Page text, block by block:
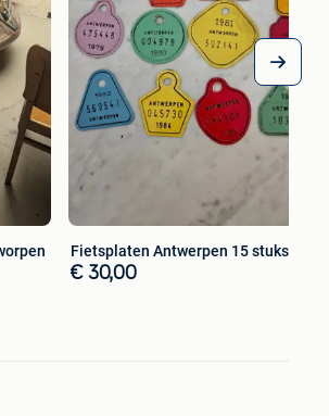
Fietsplaten Antwerpen 15 stuks
€ 30,00